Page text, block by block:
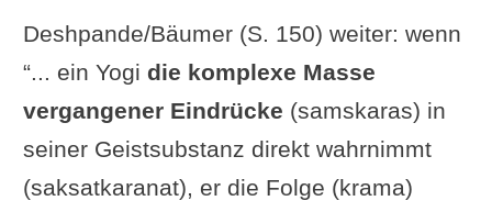
Deshpande/Bäumer (S. 150) weiter: wenn
“... ein Yogi die komplexe Masse
vergangener Eindrücke (samskaras) in
seiner Geistsubstanz direkt wahrnimmt
(saksatkaranat), er die Folge (krama)